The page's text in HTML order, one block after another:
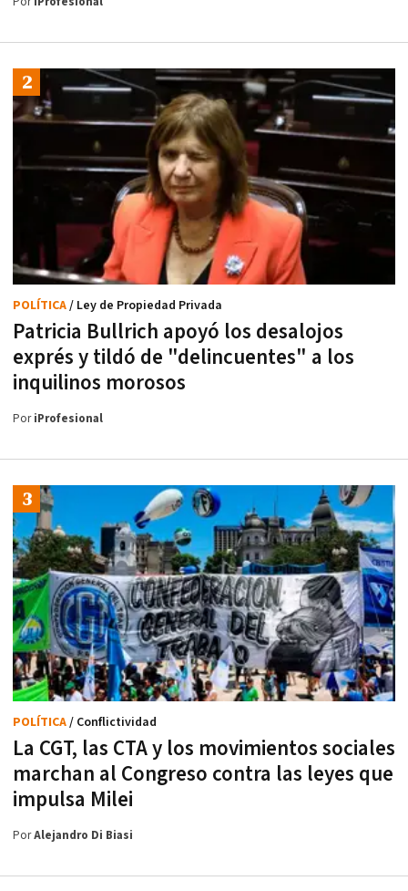
Patricia Bullrich apoyó los desalojos
exprés y tildó de "delincuentes" a los
inquilinos morosos
POLÍTICA/ Ley de Propiedad Privada
PoriProfesional
La CGT, las CTA y los movimientos sociales
marchan al Congreso contra las leyes que
impulsa Milei
POLÍTICA/ Conflictividad
PorAlejandro Di Biasi